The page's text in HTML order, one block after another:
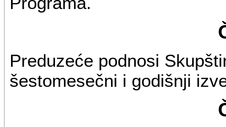
Preduzeće podnosi
šestomesečni i godišnji